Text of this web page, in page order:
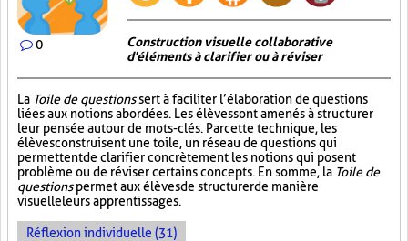
0
Construction visuelle collaborative
d'éléments à clarifier ou à réviser
La Toile de questionssert à faciliter l’élaboration de questions
liées aux notions abordées. Les élèves sont amenés à structurer
leur pensée autour de mots-clés. Par cette technique, les
élèves construisent une toile, un réseau de questions qui
permettent de clarifier concrètement les notions qui posent
problème ou de réviser certains concepts. En somme, la Toile de
questionspermet aux élèves de structurer de manière
visuelle leurs apprentissages.
Réflexion individuelle (31)